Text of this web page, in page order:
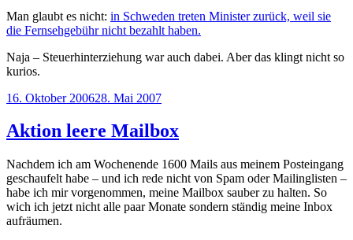
Man glaubt es nicht: in Schweden treten Minister zurück, weil sie
die Fernsehgebühr nicht bezahlt haben.
Naja – Steuerhinterziehung war auch dabei. Aber das klingt nicht so
kurios.
Veröffentlicht
16. Oktober 200628. Mai 2007
Aktion leere Mailbox
Nachdem ich am Wochenende 1600 Mails aus meinem Posteingang
geschaufelt habe – und ich rede nicht von Spam oder Mailinglisten –
habe ich mir vorgenommen, meine Mailbox sauber zu halten. So
wich ich jetzt nicht alle paar Monate sondern ständig meine Inbox
aufräumen.